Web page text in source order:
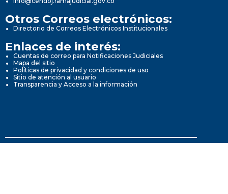
Otros Correos electrónicos:
Directorio de Correos Electrónicos Institucionales
Enlaces de interés:
Cuentas de correo para Notificaciones Judiciales
Mapa del sitio
Políticas de privacidad y condiciones de uso
Sitio de atención al usuario
Transparencia y Acceso a la información